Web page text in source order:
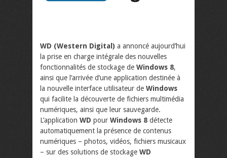
WD (Western Digital) a annoncé aujourd’hui
la prise en charge intégrale des nouvelles
fonctionnalités de stockage de Windows 8,
ainsi que l’arrivée d’une application destinée à
la nouvelle interface utilisateur de Windows
qui facilite la découverte de fichiers multimédia
numériques, ainsi que leur sauvegarde.
L’application WD pour Windows 8 détecte
automatiquement la présence de contenus
numériques – photos, vidéos, fichiers musicaux
– sur des solutions de stockage WD